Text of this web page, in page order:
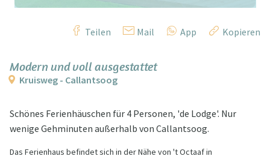
Teilen Mail App Kopieren
Modern und voll ausgestattet
Kruisweg - Callantsoog
Schönes Ferienhäuschen für 4 Personen, 'de Lodge'. Nur
wenige Gehminuten außerhalb von Callantsoog.
Das Ferienhaus befindet sich in der Nähe von 't Octaaf in